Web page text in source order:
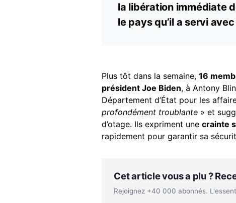
la libération immédiate
le pays qu’il a servi
Plus tôt dans la semaine, 16
président Joe Biden, à Antony
Département d’État pour les
profondément troublante » et
d’otage. Ils expriment une crainte
rapidement pour garantir sa
Cet article vous a plu ?
Rejoignez +40 000 abonnés.